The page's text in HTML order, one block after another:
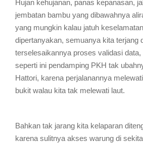
Hujan kehujanan, panas kepanasan,
jembatan bambu yang dibawahnya
yang mungkin kalau jatuh
dipertanyakan, semuanya kita terjang
terselesaikannya proses validasi
seperti ini pendamping PKH tak
Hattori, karena perjalanannya
bukit walau kita tak melewati laut.
Bahkan tak jarang kita kelaparan
karena sulitnya akses warung di